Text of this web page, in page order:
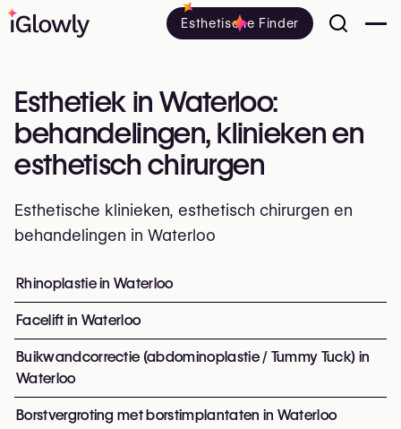
Esthetische Finder
Esthetiek in Waterloo:
behandelingen, klinieken en
esthetisch chirurgen
Esthetische klinieken, esthetisch chirurgen en
behandelingen in Waterloo
Alles over esthetiek in Waterloo: klinieken, esthetisch
Top ingrepen en
Rhinoplastie in Waterloo
Facelift in Waterloo
Buikwandcorrectie (abdominoplastie / Tummy Tuck) in
Waterloo
Borstvergroting met borstimplantaten in Waterloo